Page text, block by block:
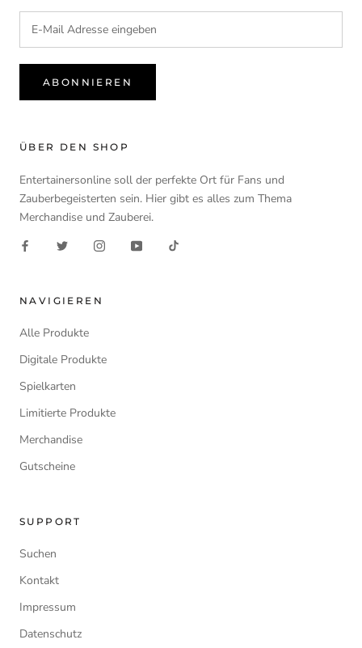
ABONNIEREN
ÜBER DEN SHOP
Entertainersonline soll der perfekte Ort für Fans und
Zauberbegeisterten sein. Hier gibt es alles zum Thema
Merchandise und Zauberei.
NAVIGIEREN
Alle Produkte
Digitale Produkte
Spielkarten
Limitierte Produkte
Merchandise
Gutscheine
SUPPORT
Suchen
Kontakt
Impressum
Datenschutz